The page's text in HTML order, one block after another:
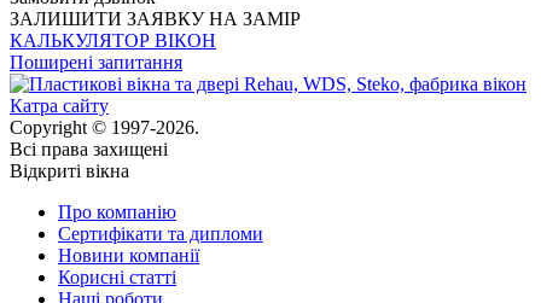
ЗАЛИШИТИ ЗАЯВКУ НА ЗАМІР
КАЛЬКУЛЯТОР ВІКОН
Поширені запитання
Катра сайту
Copyright © 1997-2026.
Всі права захищені
Відкриті вікна
Про компанію
Сертифікати та дипломи
Новини компанії
Корисні статті
Наші роботи